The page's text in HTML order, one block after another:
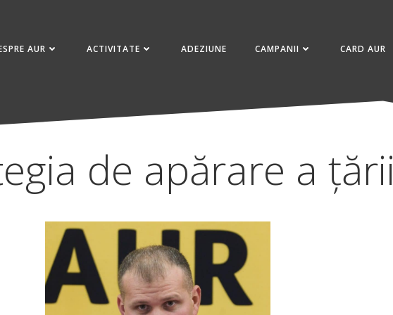
AUR ACTIVITATE ADEZIUNE CAMPANII CARD AUR
de apărare a țării